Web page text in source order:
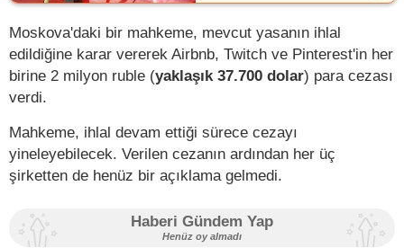
Moskova'daki bir mahkeme, mevcut yasanın ihlal
edildiğine karar vererek Airbnb, Twitch ve Pinterest'in her
birine 2 milyon ruble (yaklaşık 37.700 dolar) para cezası
verdi.
Mahkeme, ihlal devam ettiği sürece cezayı
yineleyebilecek. Verilen cezanın ardından her üç
şirketten de henüz bir açıklama gelmedi.
Haberi Gündem Yap
Henüz oy almadı